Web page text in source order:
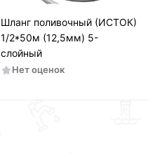
Шланг поливочный (ИСТОК)
1/2*50м (12,5мм) 5-
слойный
Нет оценок